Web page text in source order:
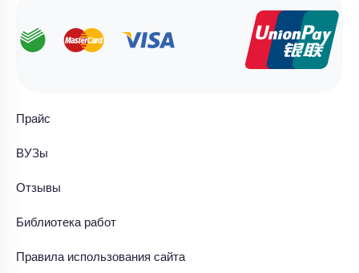
Прайс
ВУЗы
Отзывы
Библиотека работ
Правила использования сайта